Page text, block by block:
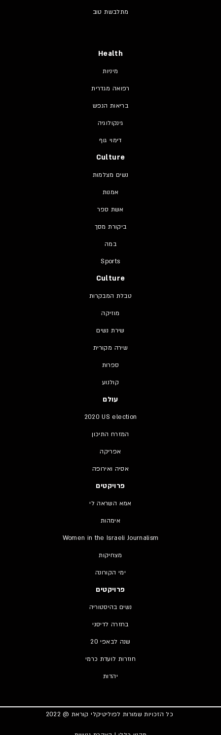
מתלבשת טוב
Health
מיניות
רפואה מגדרית
בריאות הנפש
גינקולוגיה
דימוי גוף
Culture
נשים מצלמות
אמנות
אשת ספר
ביקורת מסך
במה
Sports
Culture
טבלת המבקרות
מוזיקה
שירת נשים
שירה מקורית
ספרות
קולנוע
עולם
2020 US election
המזרח התיכון
אפריקה
אסיה ואירופה
פרויקטים
אמא השראה לי
אימהות
Women in the Israeli Journalism
מצחיקות
ימי הקורונה
פרויקטים
נשים בהיסטוריה
בחזרה לדיסני
20 שנה לבאפי
חוזרות לועדת כרמי
יהדות